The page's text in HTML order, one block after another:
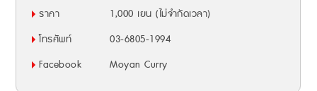
ราคา
1,000 เยน (ไม่จำกัดเวลา)
โทรศัพท์
03-6805-1994
Facebook
Moyan Curry